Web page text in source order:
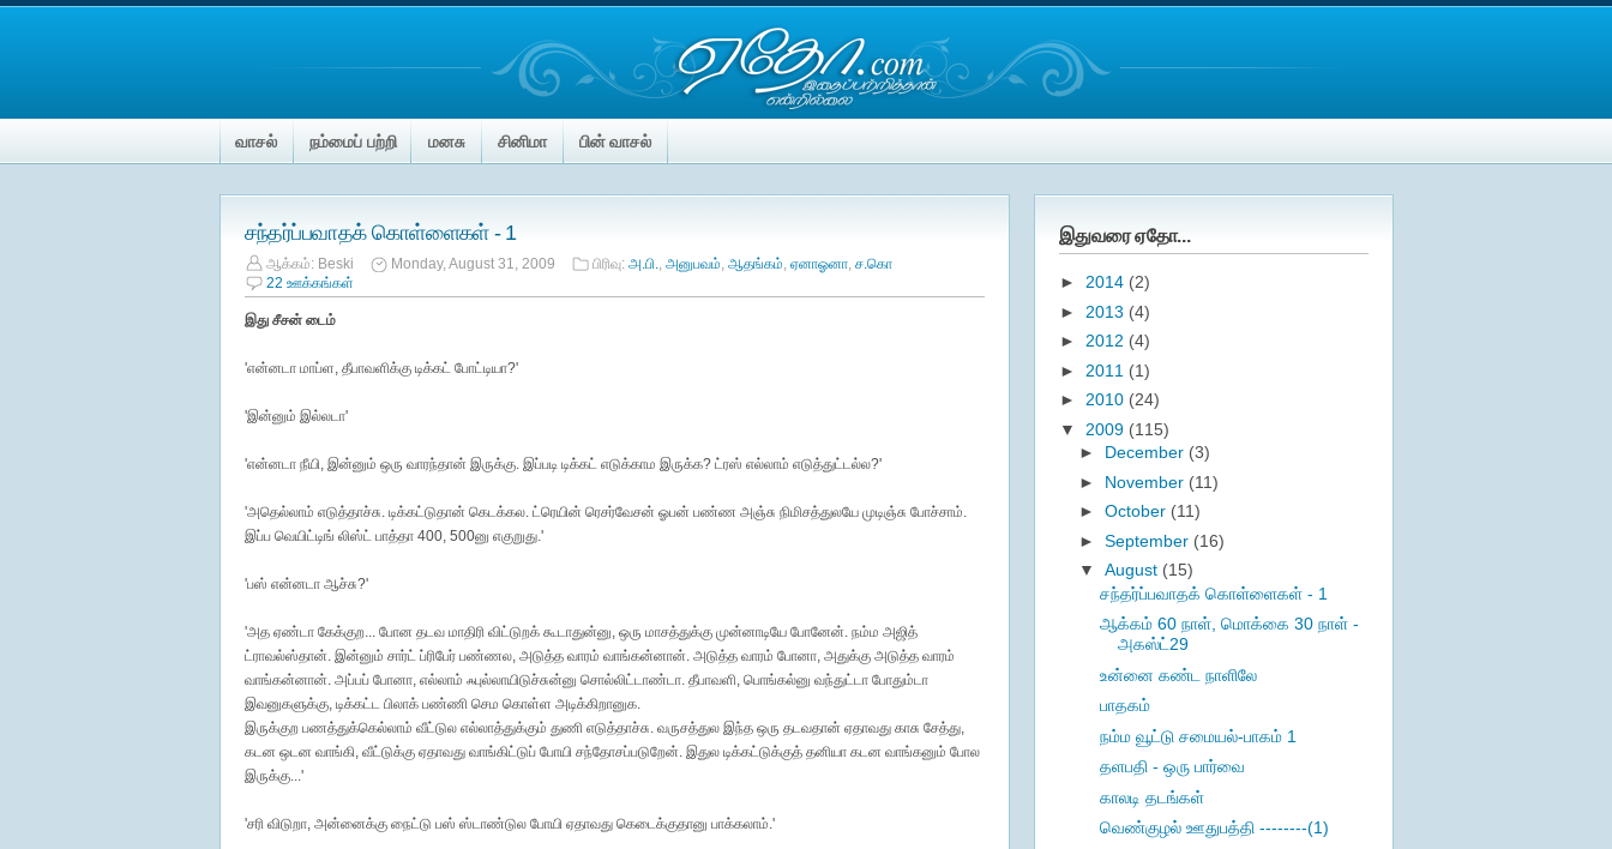
வாசல் நம்மைப் பற்றி மனசு சினிமா பின் வாசல்
சந்தர்ப்பவாதக் கொள்ளைகள் - 1
ஆக்கம்: Beski Monday, August 31, 2009 பிரிவு: அ.பி., அனுபவம், ஆதங்கம், ஏனாஓனா, ச.கொ
22 ஊக்கங்கள்
இது சீசன் டைம்
'என்னடா மாப்ள, தீபாவளிக்கு டிக்கட் போட்டியா?'
'இன்னும் இல்லடா'
'என்னடா நீயி, இன்னும் ஒரு வாரந்தான் இருக்கு. இப்படி டிக்கட் எடுக்காம இருக்க? ட்ரஸ் எல்லாம் எடுத்துட்டல்ல?'
'அதெல்லாம் எடுத்தாச்சு. டிக்கட்டுதான் கெடக்கல. ட்ரெயின் ரெசர்வேசன் ஓபன் பண்ண அஞ்சு நிமிசத்துலயே முடிஞ்சு போச்சாம்.
இப்ப வெயிட்டிங் லிஸ்ட் பாத்தா 400, 500னு எகுறுது.'
'பஸ் என்னடா ஆச்சு?'
'அத ஏண்டா கேக்குற... போன தடவ மாதிரி விட்டுறக் கூடாதுன்னு, ஒரு மாசத்துக்கு முன்னாடியே போனேன். நம்ம அஜித்
ட்ராவல்ஸ்தான். இன்னும் சார்ட் ப்ரிபேர் பண்ணல, அடுத்த வாரம் வாங்கன்னான். அடுத்த வாரம் போனா, அதுக்கு அடுத்த வாரம்
வாங்கன்னான். அப்பப் போனா, எல்லாம் ஃபுல்லாயிடுச்சுன்னு சொல்லிட்டாண்டா. தீபாவளி, பொங்கல்னு வந்துட்டா போதும்டா
இவனுகளுக்கு, டிக்கட்ட பிலாக் பண்ணி செம கொள்ள அடிக்கிறானுக.
இருக்குற பணத்துக்கெல்லாம் வீட்டுல எல்லாத்துக்கும் துணி எடுத்தாச்சு. வருசத்துல இந்த ஒரு தடவதான் ஏதாவது காசு சேத்து,
கடன ஒடன வாங்கி, வீட்டுக்கு ஏதாவது வாங்கிட்டுப் போயி சந்தோசப்படுறேன். இதுல டிக்கட்டுக்குத் தனியா கடன வாங்கனும் போல
இருக்கு...'
'சரி விடுறா, அன்னைக்கு நைட்டு பஸ் ஸ்டாண்டுல போயி ஏதாவது கெடைக்குதானு பாக்கலாம்.'
இதுவரை ஏதோ...
► 2014 (2)
► 2013 (4)
► 2012 (4)
► 2011 (1)
► 2010 (24)
▼ 2009 (115)
► December (3)
► November (11)
►October (11)
►September (16)
▼August (15)
சந்தர்ப்பவாதக் கொள்ளைகள் - 1
ஆக்கம் 60 நாள், மொக்கை 30 நாள் -
அகஸ்ட்29
உன்னை கண்ட நாளிலே
பாதகம்
நம்ம வூட்டு சமையல்-பாகம் 1
தளபதி - ஒரு பார்வை
காலடி தடங்கள்
வெண்குழல் ஊதுபத்தி --------(1)